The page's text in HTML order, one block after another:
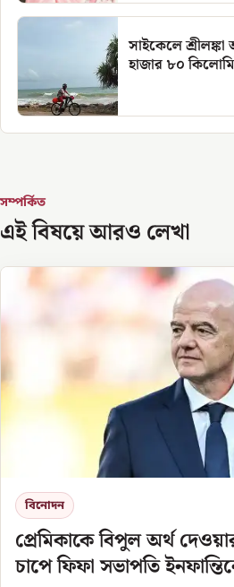
সাইকেলে
হাজার ৮০
সম্পর্কিত
এই বিষয়ে আরও লেখা
বিনোদন
প্রেমিকাকে বিপুল অর্থ
চাপে ফিফা সভাপতি